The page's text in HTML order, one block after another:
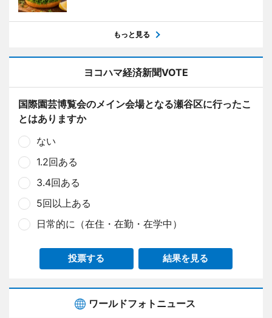
もっと見る
ヨコハマ経済新聞VOTE
国際園芸博覧会のメイン会場となる瀬谷区に行ったこ
とはありますか
ない
1.2回ある
3.4回ある
5回以上ある
日常的に（在住・在勤・在学中）
投票する 結果を見る
ワールドフォトニュース